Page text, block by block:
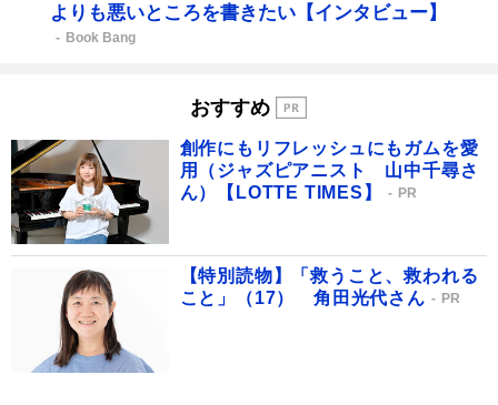
よりも悪いところを書きたい【インタビュー】
Book Bang
おすすめ
創作にもリフレッシュにもガムを愛
用（ジャズピアニスト 山中千尋さ
ん）【LOTTE TIMES】
PR
【特別読物】「救うこと、救われる
こと」（17） 角田光代さん
PR